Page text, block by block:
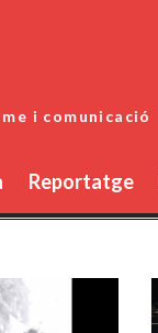
i comunicació
Reportatge